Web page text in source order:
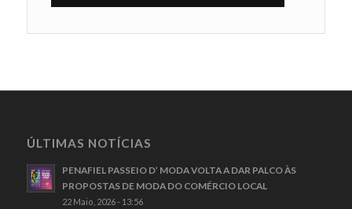
ÚLTIMAS NOTÍCIAS
PENAFIEL PASSEIO D’ MODA VOLTA A DAR PALCO ÀS
PROPOSTAS DE MODA DO COMÉRCIO LOCAL
22 Maio, 2026 - 13:56